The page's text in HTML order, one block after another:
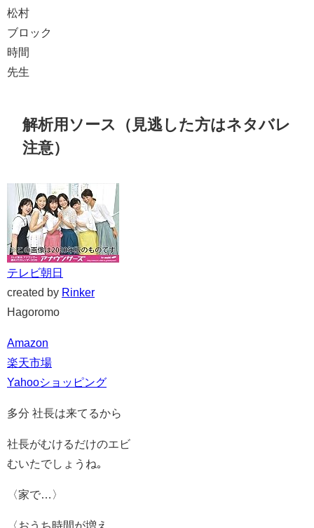
松村
ブロック
時間
先生
解析用ソース（見逃した方はネタバレ
注意）
テレビ朝日
created by Rinker
Hagoromo
Amazon
楽天市場
Yahooショッピング
多分 社長は来てるから
社長がむけるだけのエビ
むいたでしょうね｡
〈家で…〉
〈おうち時間が増え